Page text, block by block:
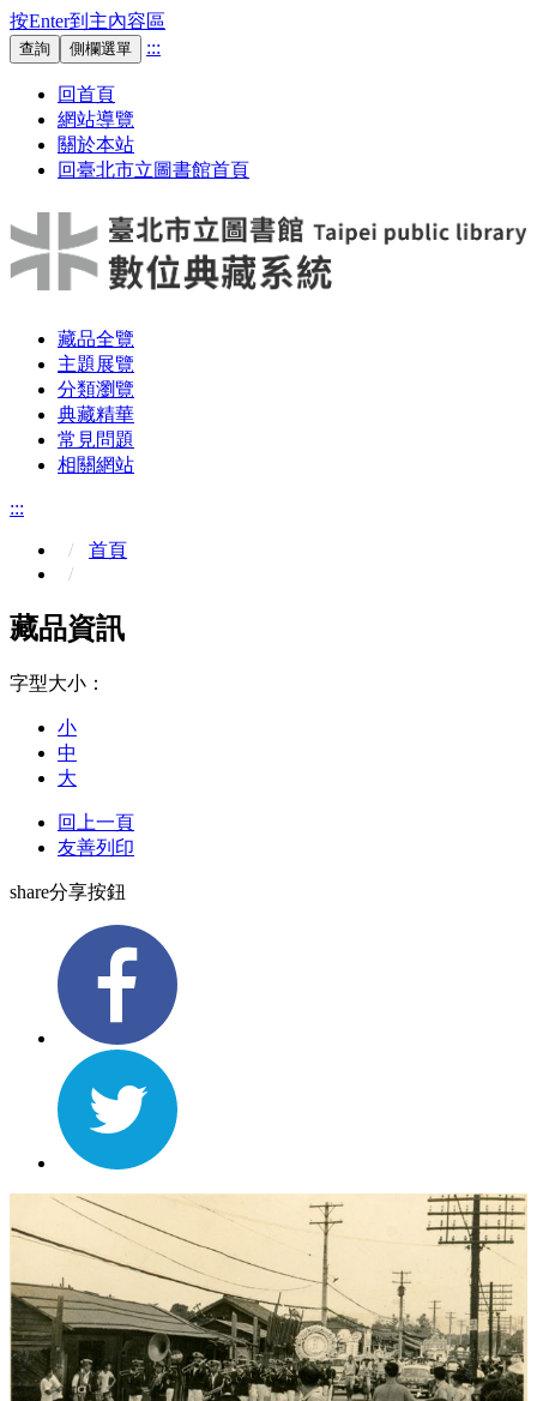
按Enter到主內容區
查詢 側欄選單 :::
回首頁
網站導覽
關於本站
回臺北市立圖書館首頁
藏品全覽
主題展覽
分類瀏覽
典藏精華
常見問題
相關網站
:::
首頁
藏品資訊
字型大小：
小
中
大
回上一頁
友善列印
share分享按鈕